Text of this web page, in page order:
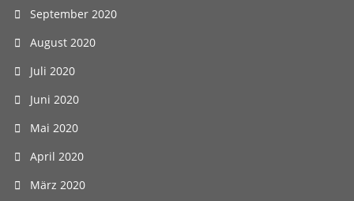
September 2020
August 2020
Juli 2020
Juni 2020
Mai 2020
April 2020
März 2020